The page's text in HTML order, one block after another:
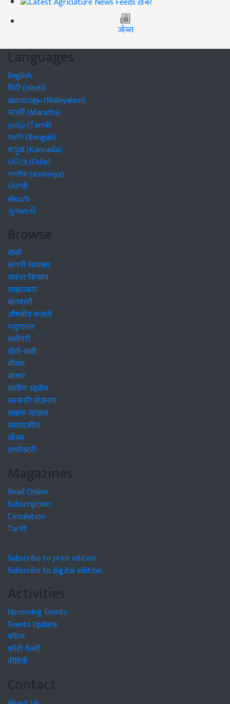
जॉब्स
Languages
English
हिंदी (Hindi)
മലയാളം (Malayalam)
मराठी (Marathi)
தமிழ் (Tamil)
বাঙালি (Bengali)
ಕನ್ನಡ (Kannada)
ଓଡିଆ (Odia)
অসমীয়া (Asomiya)
ਪੰਜਾਬੀ
తెలుగు
ગુજરાતી
Browse
खबरें
कंपनी समाचार
सफल किसान
साक्षात्कार
बागवानी
औषधीय फसलें
पशुपालन
मशीनरी
खेती-बाड़ी
मौसम
बाजार
ग्रामीण उद्द्योग
सरकारी योजनाएं
लाइफ स्टाइल
सम्पादकीय
जॉब्स
डायरेक्टरी
Magazines
Read Online
Subscription
Circulation
Tariff
Subscribe to print edition
Subscribe to digital edition
Activities
Upcoming Events
Events Update
फोरम
फोटो गैलरी
वीडियो
Contact